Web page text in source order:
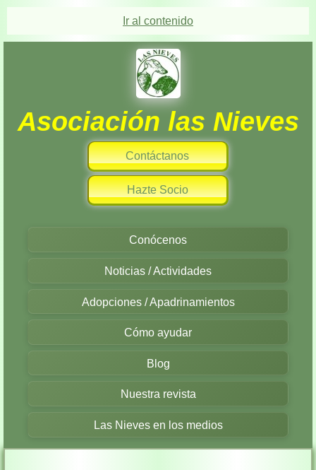
Ir al contenido
Asociación las Nieves
Contáctanos
Hazte Socio
Conócenos
Noticias / Actividades
Adopciones / Apadrinamientos
Cómo ayudar
Blog
Nuestra revista
Las Nieves en los medios